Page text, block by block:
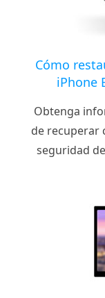
Cómo
iPhone
Obtenga
de recuperar
seguridad